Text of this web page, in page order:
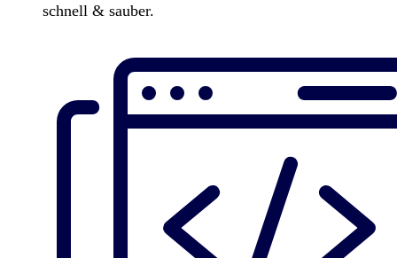
schnell & sauber.